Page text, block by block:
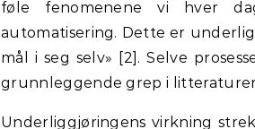
føle fenomenene vi hver
automatisering. Dette er
mål i seg selv» [2]. Selve
grunnleggende grep i
Underliggjøringens virkning